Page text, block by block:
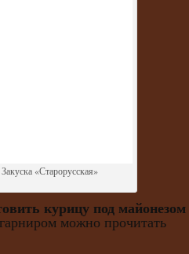
Закуска «Старорусская»
курицу под майонезом
можно прочитать